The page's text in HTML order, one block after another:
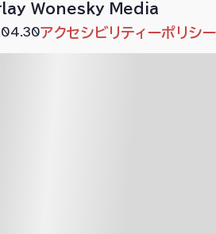
Wonesky Media
アクセシビリティーポリシー